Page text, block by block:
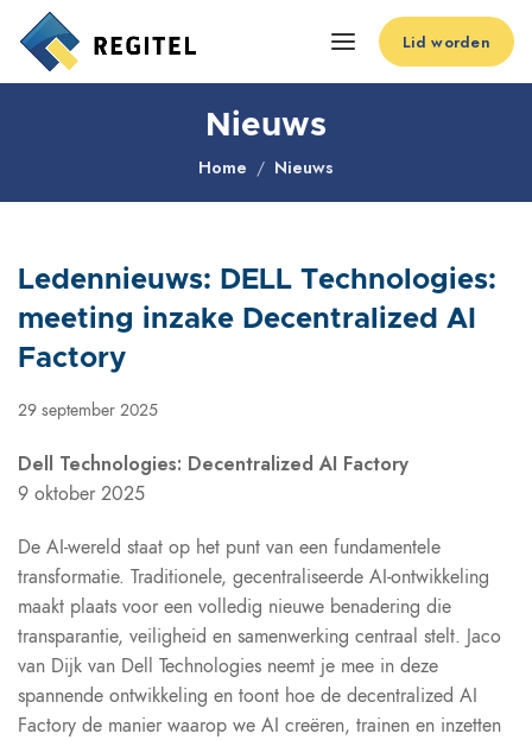
Lid worden
Nieuws
Home Nieuws
Ledennieuws: DELL Technologies:
meeting inzake Decentralized AI
Factory
29 september 2025
Dell Technologies: Decentralized AI Factory
9 oktober 2025
De AI-wereld staat op het punt van een fundamentele
transformatie. Traditionele, gecentraliseerde AI-ontwikkeling
maakt plaats voor een volledig nieuwe benadering die
transparantie, veiligheid en samenwerking centraal stelt. Jaco
van Dijk van Dell Technologies neemt je mee in deze
spannende ontwikkeling en toont hoe de decentralized AI
Factory de manier waarop we AI creëren, trainen en inzetten